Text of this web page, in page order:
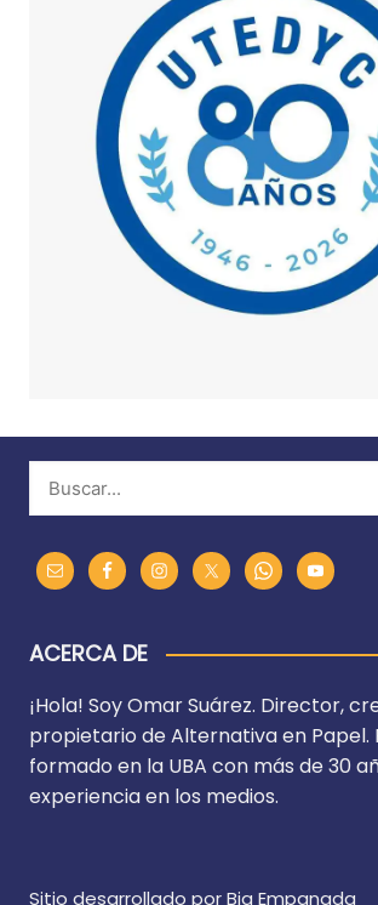
ACERCA DE
¡Hola! Soy Omar Suárez. Director,
propietario de Alternativa en Papel.
formado en la UBA con más de 30
experiencia en los medios.
Sitio desarrollado por Big Empanada